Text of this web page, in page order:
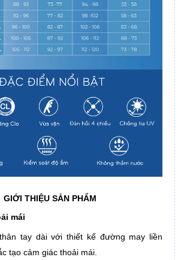
GIỚI THIỆU SẢN PHẨM
mái
tay dài với thiết kế đường may liền
tạo cảm giác thoải mái.